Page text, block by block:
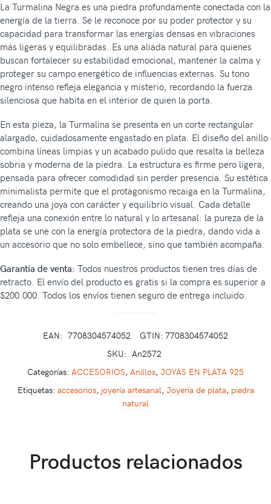
La Turmalina Negra es una piedra profundamente conectada con la
energía de la tierra. Se le reconoce por su poder protector y su
capacidad para transformar las energías densas en vibraciones
más ligeras y equilibradas. Es una aliada natural para quienes
buscan fortalecer su estabilidad emocional, mantener la calma y
proteger su campo energético de influencias externas. Su tono
negro intenso refleja elegancia y misterio, recordando la fuerza
silenciosa que habita en el interior de quien la porta.
En esta pieza, la Turmalina se presenta en un corte rectangular
alargado, cuidadosamente engastado en plata. El diseño del anillo
combina líneas limpias y un acabado pulido que resalta la belleza
sobria y moderna de la piedra. La estructura es firme pero ligera,
pensada para ofrecer comodidad sin perder presencia. Su estética
minimalista permite que el protagonismo recaiga en la Turmalina,
creando una joya con carácter y equilibrio visual. Cada detalle
refleja una conexión entre lo natural y lo artesanal: la pureza de la
plata se une con la energía protectora de la piedra, dando vida a
un accesorio que no solo embellece, sino que también acompaña.
Garantía de venta: Todos nuestros productos tienen tres días de
retracto. El envío del producto es gratis si la compra es superior a
$200.000. Todos los envíos tienen seguro de entrega incluido.
EAN: 7708304574052
GTIN: 7708304574052
SKU: An2572
Categorías: ACCESORIOS, Anillos, JOYAS EN PLATA 925
Etiquetas: accesorios, joyería artesanal, Joyería de plata, piedra
natural
Productos relacionados